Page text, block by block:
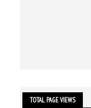
TOTAL PAGE VIEWS